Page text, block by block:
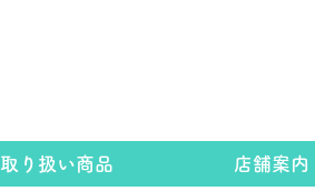
取り扱い商品 店舗案内